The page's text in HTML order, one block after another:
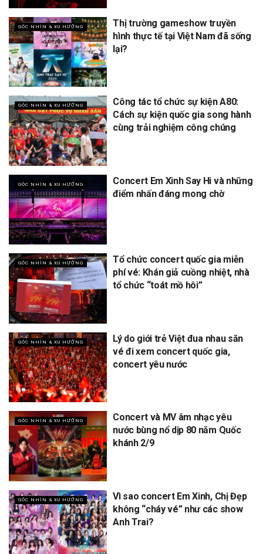
GÓC NHÌN & XU HƯỚNG
Thị trường gameshow truyền
hình thực tế tại Việt Nam đã sống
lại?
GÓC NHÌN & XU HƯỚNG
Công tác tổ chức sự kiện A80:
Cách sự kiện quốc gia song hành
cùng trải nghiệm công chúng
GÓC NHÌN & XU HƯỚNG
Concert Em Xinh Say Hi và những
điểm nhấn đáng mong chờ
GÓC NHÌN & XU HƯỚNG
Tổ chức concert quốc gia miễn
phí vé: Khán giả cuồng nhiệt, nhà
tổ chức “toát mồ hôi”
GÓC NHÌN & XU HƯỚNG
Lý do giới trẻ Việt đua nhau săn
vé đi xem concert quốc gia,
concert yêu nước
GÓC NHÌN & XU HƯỚNG
Concert và MV âm nhạc yêu
nước bùng nổ dịp 80 năm Quốc
khánh 2/9
GÓC NHÌN & XU HƯỚNG
Vì sao concert Em Xinh, Chị Đẹp
không “cháy vé” như các show
Anh Trai?